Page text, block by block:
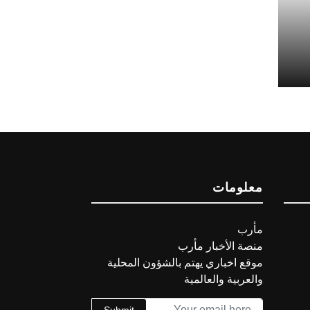
معلومات
مأرب
منصة الأخبار مأرب
موقع اخباري يهتم بالشؤون المحلية
والعربية والعالمية